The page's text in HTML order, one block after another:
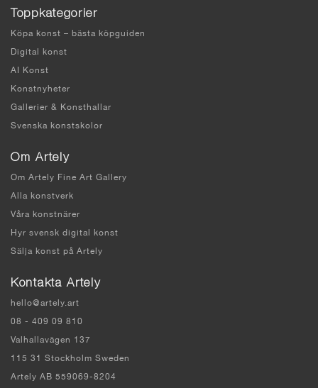
Toppkategorier
Köpa konst – bästa köpguiden
Digital konst
AI Konst
Konstnyheter
Gallerier & Konsthallar
Svenska konstskolor
Om Artely
Om Artely Fine Art Gallery
Alla konstverk
Våra konstnärer
Hyr svensk digital konst
Sälja konst på Artely
Kontakta Artely
hello@artely.art
08 - 409 09 810
Valhallavägen 137
115 31 Stockholm Sweden
Artely AB 559069-8204